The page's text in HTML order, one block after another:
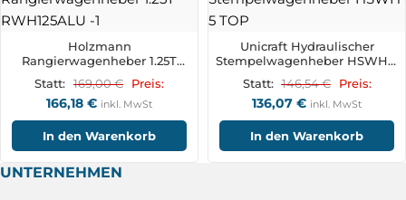
Holzmann
Rangierwagenheber 1.25T
RWH125ALU
Statt: 169,00€ Preis:
166,18 € inkl. MwSt
In den Warenkorb
Unicraft Hydraulischer
Stempelwagenheber HSWH 5
Statt: 146,54€ Preis:
136,07 € inkl. MwSt
In den Warenkorb
UNTERNEHMEN